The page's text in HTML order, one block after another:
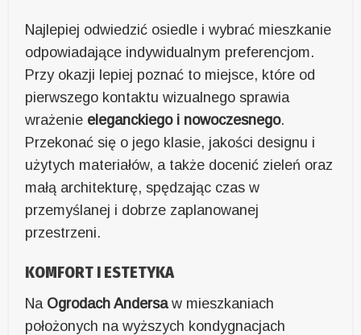
Najlepiej odwiedzić osiedle i wybrać mieszkanie
odpowiadające indywidualnym preferencjom.
Przy okazji lepiej poznać to miejsce, które od
pierwszego kontaktu wizualnego sprawia
wrażenie eleganckiego i nowoczesnego.
Przekonać się o jego klasie, jakości designu i
użytych materiałów, a także docenić zieleń oraz
małą architekturę, spędzając czas w
przemyślanej i dobrze zaplanowanej
przestrzeni.
KOMFORT I ESTETYKA
Na Ogrodach Andersaw mieszkaniach
położonych na wyższych kondygnacjach